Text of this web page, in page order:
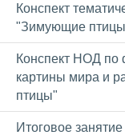
Конспект
"Зимующие
Конспект НОД по
картины мира и
птицы"
Итоговое